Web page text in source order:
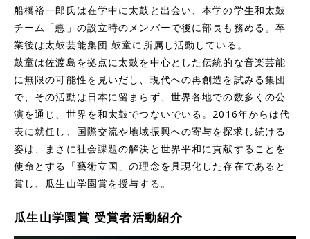
船橋裕一郎氏は在学中に太鼓と出会い、本学の学生和太鼓
チーム「悳」の設立時のメンバーで後に部長も務める。卒
業後は太鼓芸能集団 鼓童に所属し活動している。
鼓童は佐渡島を拠点に太鼓を中心とした伝統的な音楽芸能
に無限の可能性を見いだし、現代への再創造を試みる集団
で、その活動は日本に留まらず、世界各地での数多くの公
演を通じ、世界を和太鼓でつないでいる。2016年からは代
表に就任し、国際交流や地域振興への寄与を探求し続ける
姿は、まさに社会課題の解決と世界平和に貢献することを
使命とする「藝術立国」の理念を具現化した存在であると
賞し、瓜生山学園賞を授与する。
瓜生山学園賞 受賞者活動紹介